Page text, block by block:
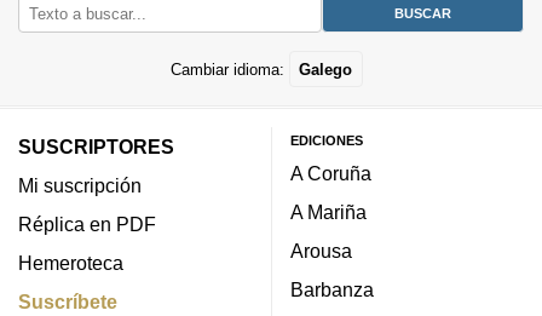
Cambiar idioma: Galego
SUSCRIPTORES
Mi suscripción
Réplica en PDF
Hemeroteca
Suscríbete
EDICIONES
A Coruña
A Mariña
Arousa
Barbanza